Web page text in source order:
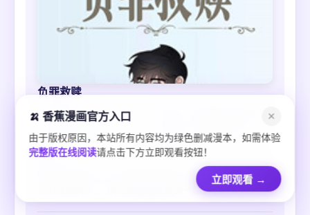
负罪救赎
作者 NTL
状态
完结 更新 2026-08-06
简介
警察与黑手党，正义与邪恶的交织，明明是生来便注定
是对手的两人，却因为感情而走到一起，当立场的天秤
开始摇摆不定，对立的两人又该何去何从……？
🍌 香蕉漫画官方入口 ✕
由于版权原因，本站所有内容均为绿色删减漫本，如需体验
完整版在线阅读请点击下方立即观看按钮！
立即观看 →